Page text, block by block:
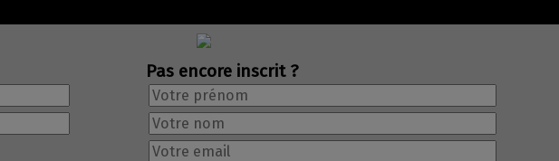
Pas encore inscrit ?